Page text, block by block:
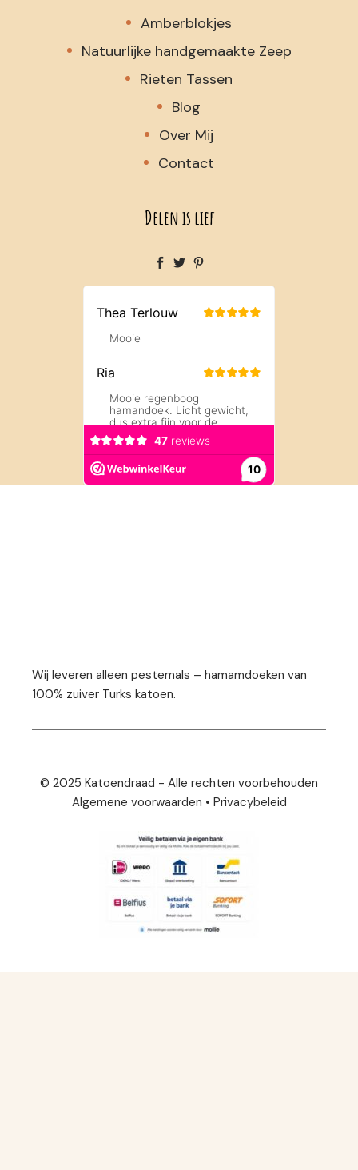
Amberblokjes
Natuurlijke handgemaakte Zeep
Rieten Tassen
Blog
Over Mij
Contact
Delen is lief
Wij leveren alleen pestemals – hamamdoeken van
100% zuiver Turks katoen.
© 2025 Katoendraad - Alle rechten voorbehouden
Algemene voorwaarden • Privacybeleid